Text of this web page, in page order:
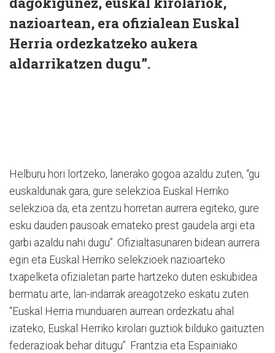
nazioartean, era ofizialean Euskal
Herria ordezkatzeko aukera
aldarrikatzen dugu”.
Helburu hori lortzeko, lanerako gogoa azaldu zuten, “gu
euskaldunak gara, gure selekzioa Euskal Herriko
selekzioa da, eta zentzu horretan aurrera egiteko, gure
esku dauden pausoak emateko prest gaudela argi eta
garbi azaldu nahi dugu”. Ofizialtasunaren bidean aurrera
egin eta Euskal Herriko selekzioek nazioarteko
txapelketa ofizialetan parte hartzeko duten eskubidea
bermatu arte, lan-indarrak areagotzeko eskatu zuten.
“Euskal Herria munduaren aurrean ordezkatu ahal
izateko, Euskal Herriko kirolari guztiok bilduko gaituzten
federazioak behar ditugu”. Frantzia eta Espainiako